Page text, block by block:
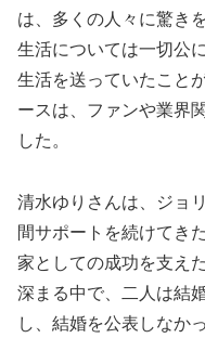
は、多くの人々に驚き
生活については一切公
生活を送っていたこと
ースは、ファンや業界
した。
清水ゆりさんは、ジョ
間サポートを続けてき
家としての成功を支え
深まる中で、二人は結
し、結婚を公表しなか